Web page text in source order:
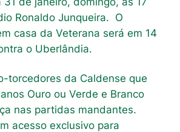
Ronaldo Junqueira. O
casa da Veterana será em 14
o Uberlândia.
torcedores da Caldense que
Ouro ou Verde e Branco
nas partidas mandantes.
acesso exclusivo para